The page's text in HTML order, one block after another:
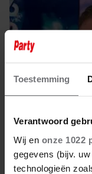
Toestemming
Verantwoord
Wij en onze 1022
gegevens (bijv.
technologieën